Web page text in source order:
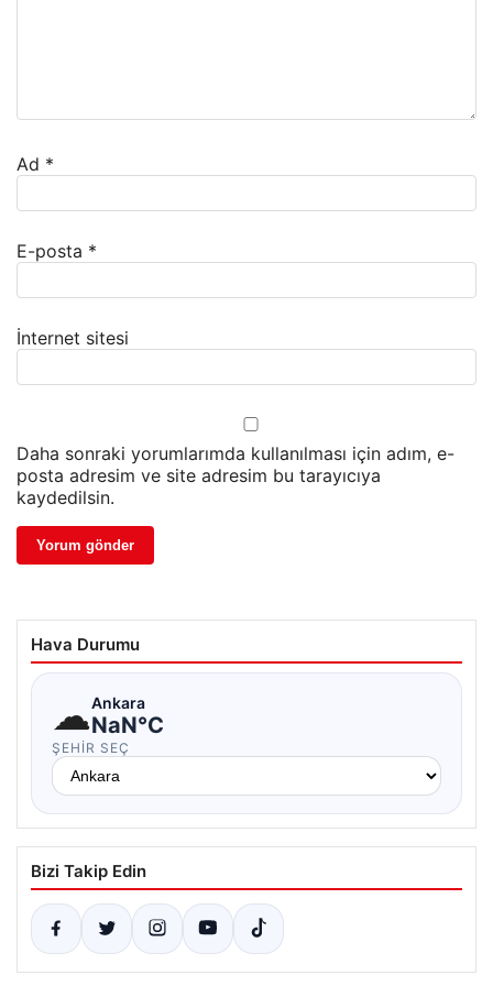
Ad *
E-posta *
İnternet sitesi
Daha sonraki yorumlarımda kullanılması için adım, e-
posta adresim ve site adresim bu tarayıcıya
kaydedilsin.
Hava Durumu
☁Ankara
NaN°C
ŞEHIR SEÇ
Bizi Takip Edin